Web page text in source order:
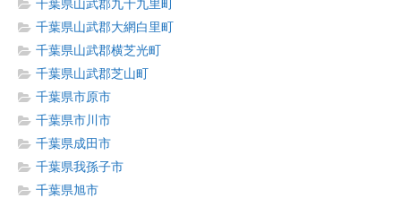
千葉県山武郡九十九里町
千葉県山武郡大網白里町
千葉県山武郡横芝光町
千葉県山武郡芝山町
千葉県市原市
千葉県市川市
千葉県成田市
千葉県我孫子市
千葉県旭市